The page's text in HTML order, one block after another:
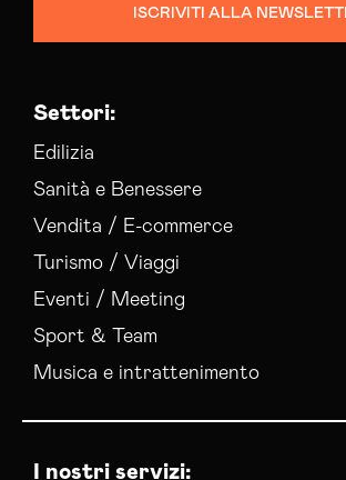
Gestione Campagne Google Ads
Gestione Social Media Mantova
Social Media Advertising Mantova
Social Media Manager Mantova
Sviluppo Ecommerce Mantova
Web Agency Mantova
ISCRIVITI ALLA
Settori:
Edilizia
Sanità e Benessere
Vendita / E-commerce
Turismo / Viaggi
Eventi / Meeting
Sport & Team
Musica e intrattenimento
I nostri servizi: